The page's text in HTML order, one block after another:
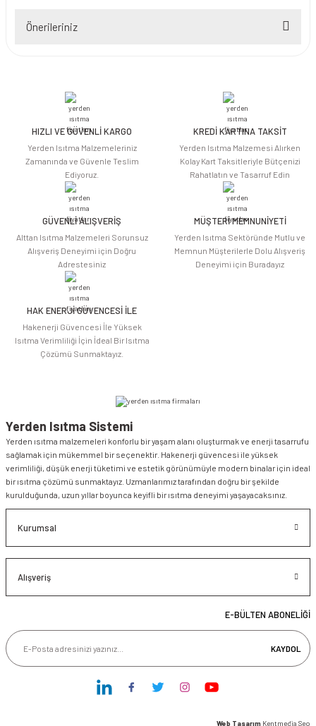
Önerileriniz
iletebilirsiniz.
Görüş ve önerileriniz için teşekkür ederiz.
Ürün açıklamasında eksik bilgiler bulunuyor.
Ürün bilgilerinde hatalar bulunuyor.
Ürün fiyatı diğer sitelerden daha pahalı.
Bu ürüne benzer farklı alternatifler olmalı.
HIZLI VE GÜVENLİ KARGO
Yerden Isıtma Malzemeleriniz
Zamanında ve Güvenle Teslim
Ediyoruz.
KREDİ KARTINA TAKSİT
Yerden Isıtma Malzemesi Alırken
Kolay Kart Taksitleriyle Bütçenizi
Rahatlatın ve Tasarruf Edin
GÜVENLİ ALIŞVERİŞ
Alttan Isıtma Malzemeleri Sorunsuz
Alışveriş Deneyimi için Doğru
Adrestesiniz
MÜŞTERİ MEMNUNİYETİ
Yerden Isıtma Sektöründe Mutlu ve
Memnun Müşterilerle Dolu Alışveriş
Deneyimi için Buradayız
HAK ENERJİ GÜVENCESİ İLE
Hakenerji Güvencesi İle Yüksek
Isıtma Verimliliği İçin İdeal Bir Isıtma
Çözümü Sunmaktayız.
Yerden Isıtma Sistemi
Yerden ısıtma malzemeleri konforlu bir yaşam alanı oluşturmak ve enerji tasarrufu
sağlamak için mükemmel bir seçenektir. Hakenerji güvencesi ile yüksek
verimliliği, düşük enerji tüketimi ve estetik görünümüyle modern binalar için ideal
bir ısıtma çözümü sunmaktayız. Uzmanlarımız tarafından doğru bir şekilde
kurulduğunda, uzun yıllar boyunca keyifli bir ısıtma deneyimi yaşayacaksınız.
Kurumsal
Alışveriş
E-BÜLTEN ABONELİĞİ
KAYDOL
Web Tasarım Kentmedia Seo